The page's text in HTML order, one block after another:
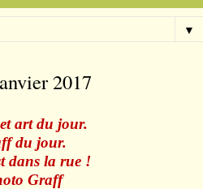
▼
2017
art du jour.
du jour.
dans la rue !
Graff